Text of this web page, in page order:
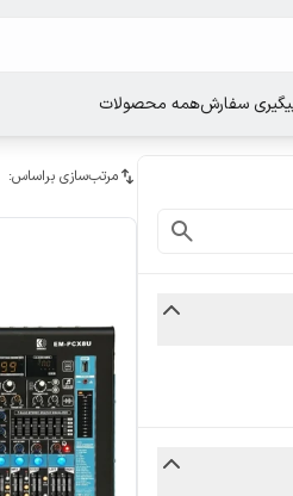
سفارشهمه محصولات
مرتب‌سازی براساس: